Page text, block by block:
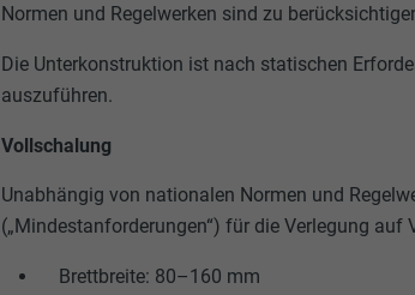
Normen und Regelwerken sind zu
Die Unterkonstruktion ist nach statischen
auszuführen.
Vollschalung
Unabhängig von nationalen Normen und
(„Mindestanforderungen“) für die Verlegung
Brettbreite: 80–160 mm